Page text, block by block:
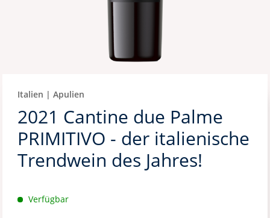
Italien | Apulien
2021 Cantine due Palme
PRIMITIVO - der italienische
Trendwein des Jahres!
Verfügbar